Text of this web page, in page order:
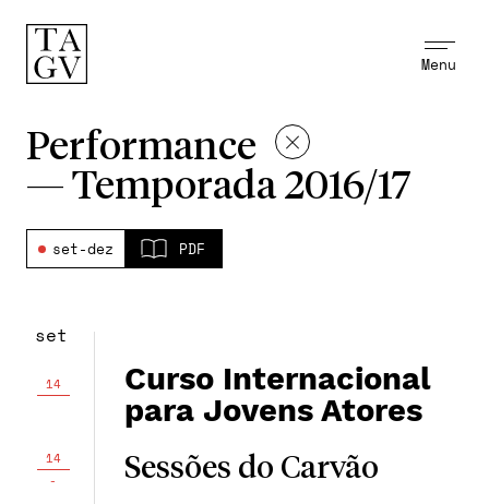
Menu
Performance
— Temporada 2016/17
set-dez PDF
set
14
Curso Internacional
para Jovens Atores
14
-
Sessões do Carvão